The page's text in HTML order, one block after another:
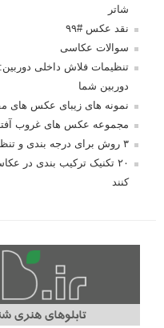
شاتر
نقد عکس #۹۹
سوالات عکاسی
تنظیمات فلاش داخلی دوربین:
دوربین شما
نمونه های زیبای عکس های
مجموعه عکس های غروب
۳ روش برای درجه بندی و تنظیم دقیق رنگ در فتوشاپ
۲۰ تکنیک ترکیب بندی در
کنند